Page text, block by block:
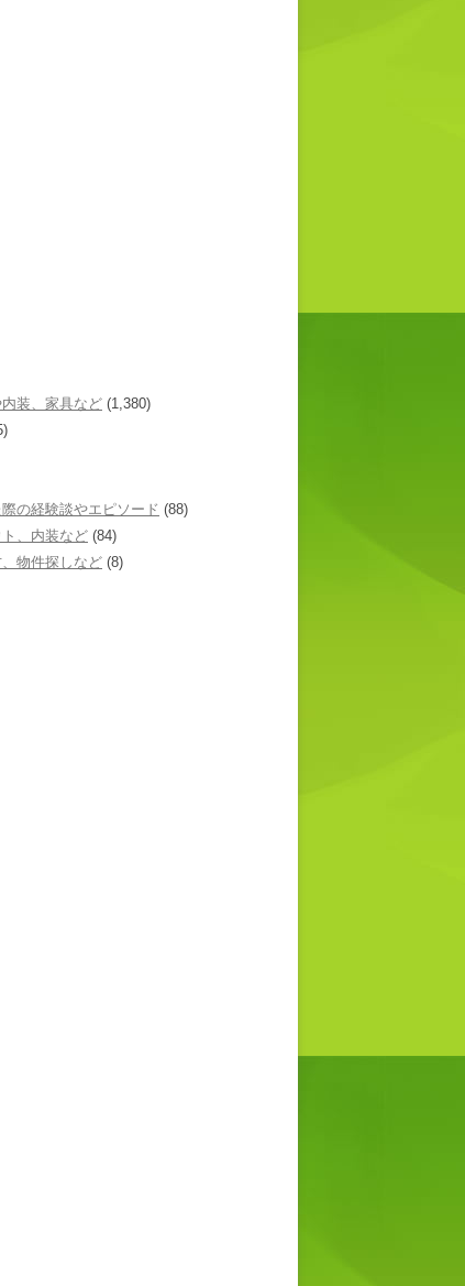
装、家具など (1,380)
の経験談やエピソード (88)
、内装など (84)
物件探しなど (8)